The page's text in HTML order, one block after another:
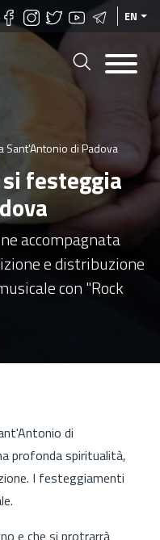
EN
Sant'Antonio di Padova
festeggia
accompagnata
e distribuzione
con "Rock
di
profonda spiritualità,
I festeggiamenti
e che si protrarrà